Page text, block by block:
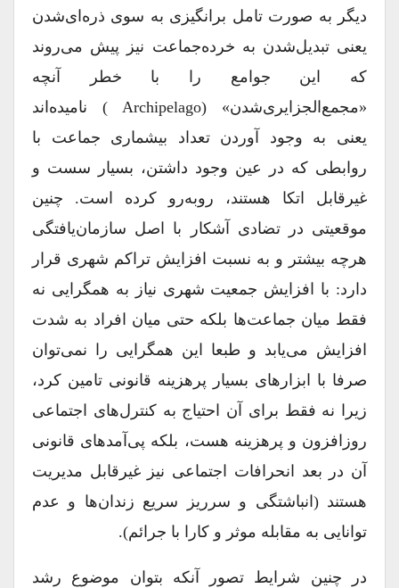
دیگر به صورت تامل برانگیزی به سوی ذره‌ای‌شدن
یعنی تبدیل‌شدن به خرده‌جماعت نیز پیش می‌روند
که این جوامع را با خطر آنچه
«مجمع‌الجزایری‌شدن» (archipelago ) نامیده‌اند
یعنی به وجود آوردن تعداد بیشماری جماعت با
روابطی که در عین وجود داشتن، بسیار سست و
غیر‌قابل اتکا هستند، روبه‌رو کرده است. چنین
موقعیتی در تضادی آشکار با اصل سازمان‌یافتگی
هر‌چه بیشتر و به نسبت افزایش تراکم شهری قرار
دارد: با افزایش جمعیت شهری نیاز به همگرایی نه
فقط میان جماعت‌ها بلکه حتی میان افراد به شدت
افزایش می‌یابد و طبعا این همگرایی را نمی‌توان
صرفا با ابزارهای بسیار پر‌هزینه قانونی تامین کرد،
زیرا نه فقط برای آن احتیاج به کنترل‌های اجتماعی
روزافزون و پر‌هزینه هست، بلکه پی‌آمدهای قانونی
آن در بعد انحرافات اجتماعی نیز غیر‌قابل مدیریت
هستند (انباشتگی و سر‌ریز سریع زندان‌ها و عدم
توانایی به مقابله موثر و کارا با جرائم).
در چنین شرایط تصور آنکه بتوان موضوع رشد